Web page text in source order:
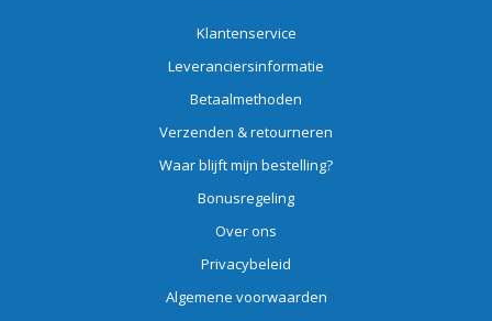
Klantenservice
Leveranciersinformatie
Betaalmethoden
Verzenden & retourneren
Waar blijft mijn bestelling?
Bonusregeling
Over ons
Privacybeleid
Algemene voorwaarden